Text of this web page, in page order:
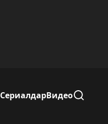
04.08.2026 17:00
СериалдарВидео